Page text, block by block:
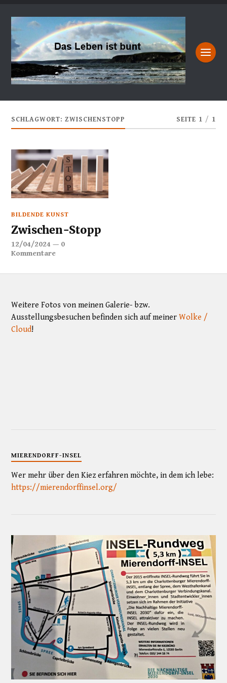
SCHLAGWORT:ZWISCHENSTOPP SEITE 1 / 1
BILDENDE KUNST
Zwischen-Stopp
12/04/2024 — 0
Kommentare
Weitere Fotos von meinen Galerie- bzw.
Ausstellungsbesuchen befinden sich auf meinerWolke /
Cloud!
MIERENDORFF-INSEL
Wer mehr über den Kiez erfahren möchte, in dem ich lebe:
https://mierendorffinsel.org/